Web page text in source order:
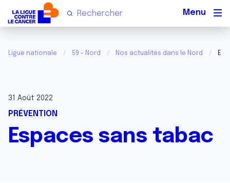
Ligue nationale 59 - Nord Nos actualités dans le Nord
31 Août 2022
PRÉVENTION
Espaces sans tabac